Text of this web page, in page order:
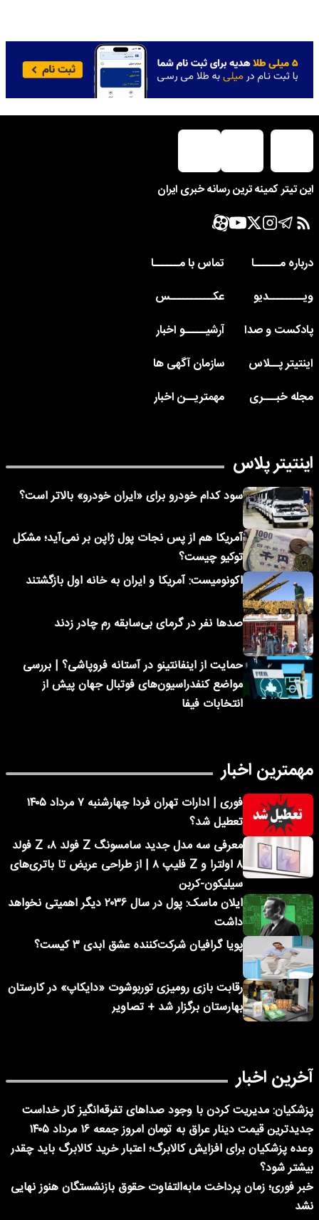
این تیتر کمینه ترین رسانه خبری ایران
درباره مــــــا
تماس با مــــــا
ویــــــــدیو
عکــــــــــس
پادکست و صدا
آرشیـــــو اخبار
اینتیتر پــلاس
سازمان آگهی ها
مجله خبـــری
مهمتریــن اخبار
اینتیتر پلاس
سود کدام خودرو برای «ایران خودرو» بالاتر است؟
آمریکا هم از پس نجات پول ژاپن بر نمی‌آید؛ مشکل
توکیو چیست؟
اکونومیست: آمریکا و ایران به خانه اول بازگشتند
صدها نفر در گرمای بی‌سابقه رم چادر زدند
حمایت از اینفانتینو در آستانه فروپاشی؟ | بررسی
مواضع کنفدراسیون‌های فوتبال جهان پیش از
انتخابات فیفا
مهمترین اخبار
فوری | ادارات تهران فردا چهارشنبه ۷ مرداد ۱۴۰۵
تعطیل شد؟
معرفی سه مدل جدید سامسونگ Z فولد ۸، Z فولد
۸ اولترا و Z فلیپ ۸ | از طراحی عریض تا باتری‌های
سیلیکون-کربن
ایلان ماسک: پول در سال ۲۰۳۶ دیگر اهمیتی نخواهد
داشت
پویا گرافیان شرکت‌کننده عشق ابدی ۳ کیست؟
رقابت بازی رومیزی توربوشوت «دایکاپ» در کارستان
بهارستان برگزار شد + تصاویر
آخرین اخبار
پزشکیان: مدیریت کردن با وجود صداهای تفرقه‌انگیز کار خداست
جدیدترین قیمت دینار عراق به تومان امروز جمعه ۱۶ مرداد ۱۴۰۵
وعده پزشکیان برای افزایش کالابرگ؛ اعتبار خرید کالابرگ باید چقدر
بیشتر شود؟
خبر فوری؛ زمان پرداخت مابه‌التفاوت حقوق بازنشستگان هنوز نهایی
نشد